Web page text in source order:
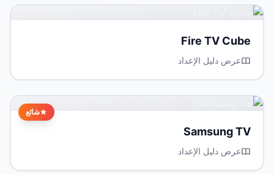
Fire TV Cube
عرض دليل الإعداد
شائع
Samsung TV
عرض دليل الإعداد